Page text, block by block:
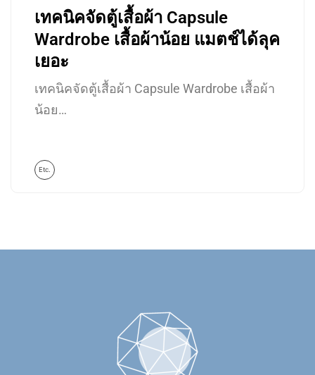
เทคนิคจัดตู้เสื้อผ้า Capsule
Wardrobe เสื้อผ้าน้อย แมตช์ได้ลุค
เยอะ
เทคนิคจัดตู้เสื้อผ้า Capsule Wardrobe เสื้อผ้า
น้อย…
Etc.